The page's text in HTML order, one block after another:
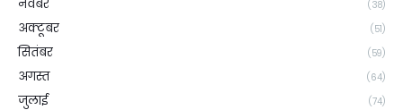
नवंबर (38)
अक्टूबर (51)
सितंबर (59)
अगस्त (64)
जुलाई (74)